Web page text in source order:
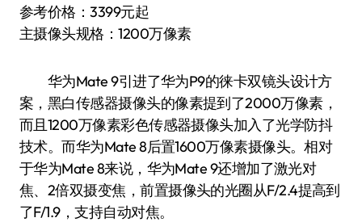
参考价格：3399元起
主摄像头规格：1200万像素
华为Mate 9引进了华为P9的徕卡双镜头设计方
案，黑白传感器摄像头的像素提到了2000万像素，
而且1200万像素彩色传感器摄像头加入了光学防抖
技术。而华为Mate 8后置1600万像素摄像头。相对
于华为Mate 8来说，华为Mate 9还增加了激光对
焦、2倍双摄变焦，前置摄像头的光圈从F/2.4提高到
了F/1.9，支持自动对焦。